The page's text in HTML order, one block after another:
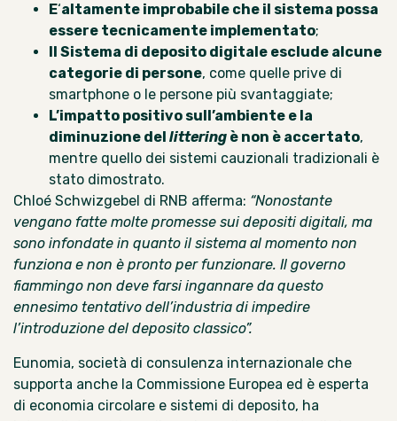
E‘altamente improbabile che il sistema possa
essere tecnicamente implementato;
Il Sistema di deposito digitale esclude alcune
categorie di persone, come quelle prive di
smartphone o le persone più svantaggiate;
L’impatto positivo sull’ambiente e la
diminuzione del littering è non è accertato,
mentre quello dei sistemi cauzionali tradizionali è
stato dimostrato.
Chloé Schwizgebel di RNB afferma: “Nonostante
vengano fatte molte promesse sui depositi digitali, ma
sono infondate in quanto il sistema al momento non
funziona e non è pronto per funzionare. Il governo
fiammingo non deve farsi ingannare da questo
ennesimo tentativo dell’industria di impedire
l’introduzione del deposito classico”.
Eunomia, società di consulenza internazionale che
supporta anche la Commissione Europea ed è esperta
di economia circolare e sistemi di deposito, ha